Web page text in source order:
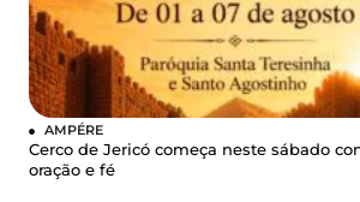
AMPÉRE
Cerco de Jericó começa neste sábado
oração e fé